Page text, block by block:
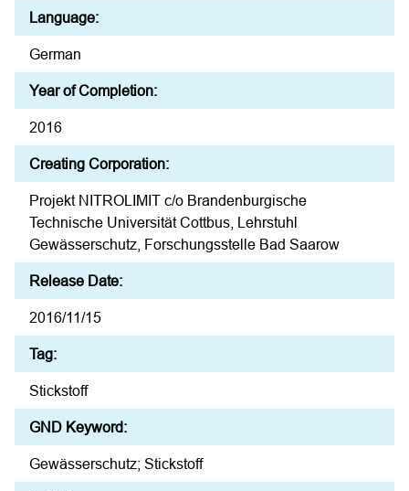
Language:
German
Year of Completion:
2016
Creating Corporation:
Projekt NITROLIMIT c/o Brandenburgische
Technische Universität Cottbus, Lehrstuhl
Gewässerschutz, Forschungsstelle Bad Saarow
Release Date:
2016/11/15
Tag:
Stickstoff
GND Keyword:
Gewässerschutz; Stickstoff